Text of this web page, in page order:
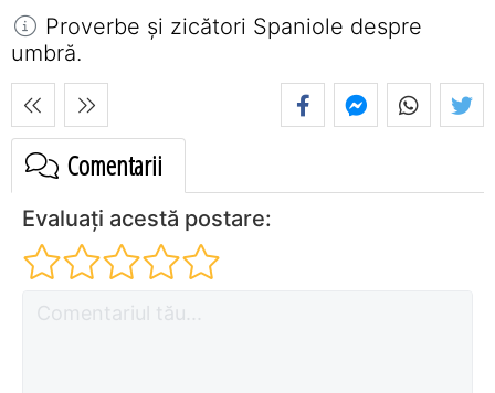
Proverbe și zicători Spaniole despre
umbră.
Comentarii
Evaluați acestă postare: